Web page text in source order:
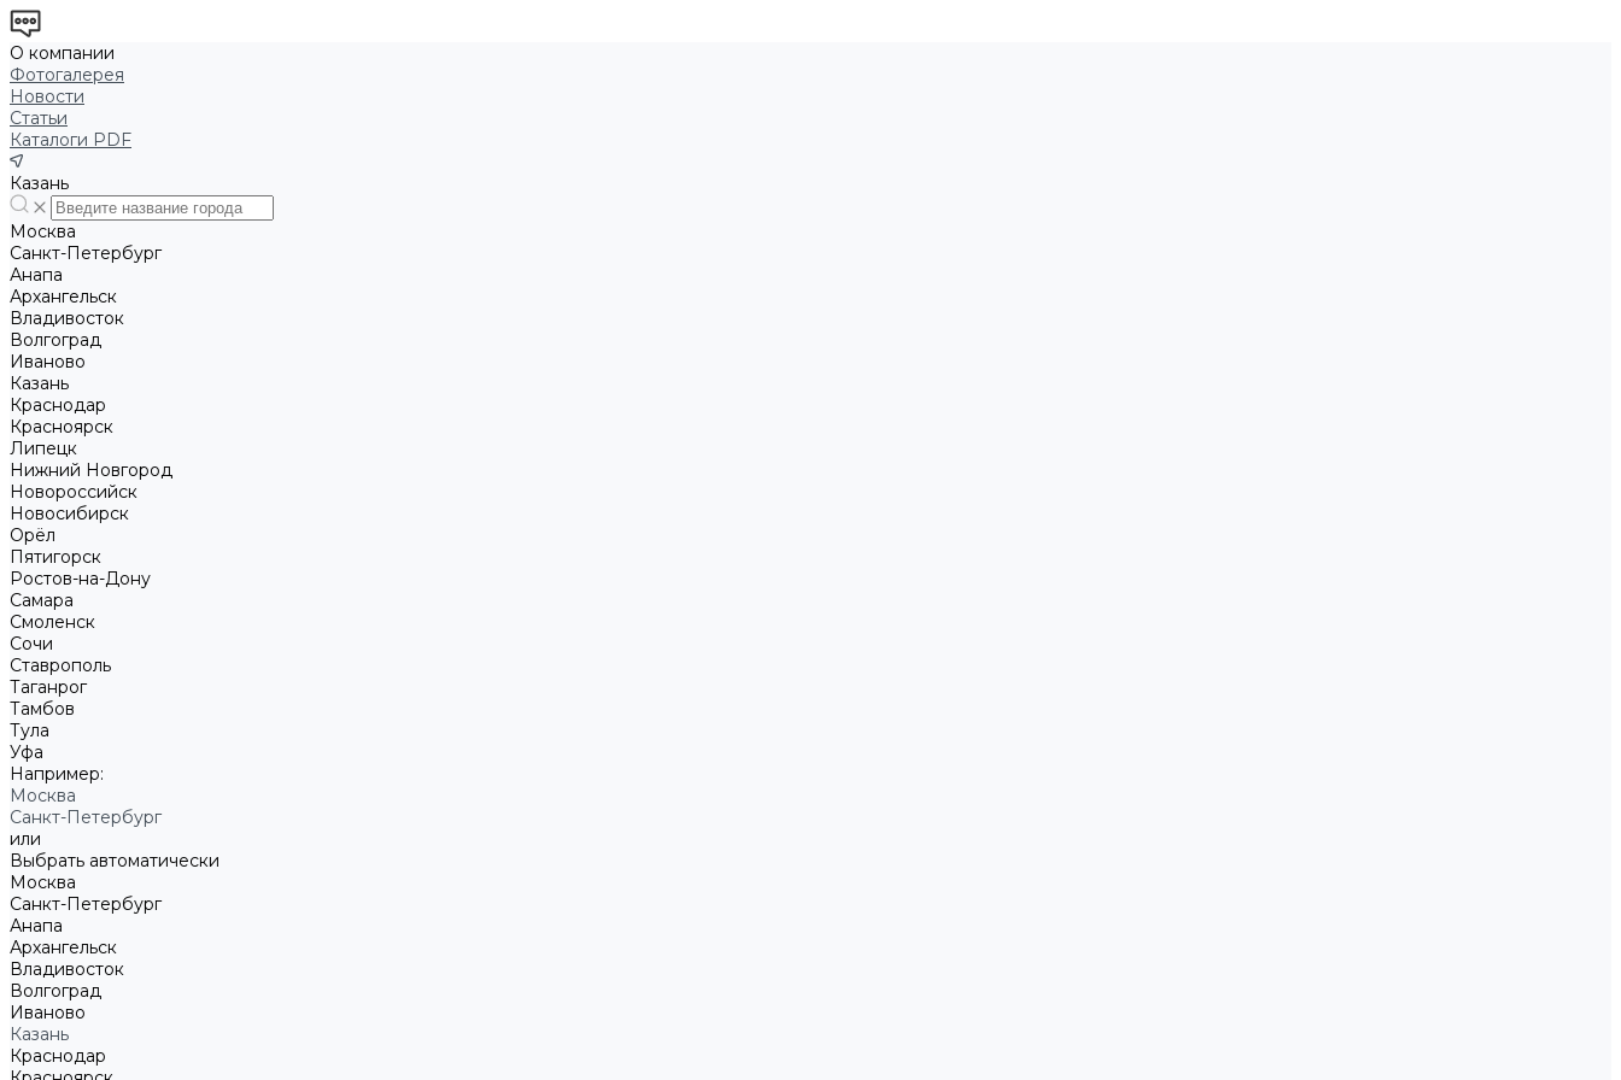
О компании
Фотогалерея
Новости
Статьи
Каталоги PDF
Казань
Москва
Санкт-Петербург
Анапа
Архангельск
Владивосток
Волгоград
Иваново
Казань
Краснодар
Красноярск
Липецк
Нижний Новгород
Новороссийск
Новосибирск
Орёл
Пятигорск
Ростов-на-Дону
Самара
Смоленск
Сочи
Ставрополь
Таганрог
Тамбов
Тула
Уфа
Например:
Москва
Санкт-Петербург
или
Выбрать автоматически
Москва
Санкт-Петербург
Анапа
Архангельск
Владивосток
Волгоград
Иваново
Казань
Краснодар